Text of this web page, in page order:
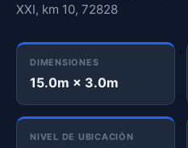
XXI, km 10, 72828
DIMENSIONES
15.0m × 3.0m
NIVEL DE UBICACIÓN